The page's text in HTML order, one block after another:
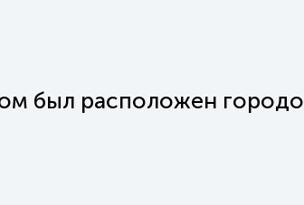
был расположен